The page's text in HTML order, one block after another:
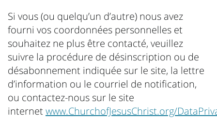
Si vous (ou quelqu’un d’autre) nous avez
fourni vos coordonnées personnelles et
souhaitez ne plus être contacté, veuillez
suivre la procédure de désinscription ou de
désabonnement indiquée sur le site, la lettre
d’information ou le courriel de notification,
ou contactez-nous sur le site
internetwww.ChurchofJesusChrist.org/